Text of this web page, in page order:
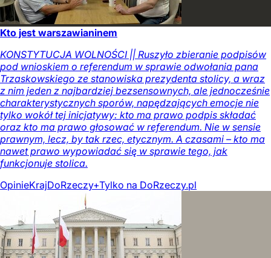
Kto jest warszawianinem
KONSTYTUCJA WOLNOŚCI || Ruszyło zbieranie podpisów
pod wnioskiem o referendum w sprawie odwołania pana
Trzaskowskiego ze stanowiska prezydenta stolicy, a wraz
z nim jeden z najbardziej bezsensownych, ale jednocześnie
charakterystycznych sporów, napędzających emocje nie
tylko wokół tej inicjatywy: kto ma prawo podpis składać
oraz kto ma prawo głosować w referendum. Nie w sensie
prawnym, lecz, by tak rzec, etycznym. A czasami – kto ma
nawet prawo wypowiadać się w sprawie tego, jak
funkcjonuje stolica.
OpinieKrajDoRzeczy+Tylko na DoRzeczy.pl